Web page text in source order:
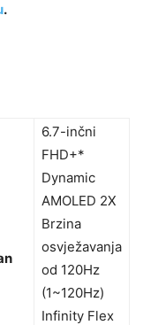
.
6.7-inčni
FHD+*
Dynamic
AMOLED 2X
Brzina
osvježavanja
od 120Hz
(1~120Hz)
Infinity Flex